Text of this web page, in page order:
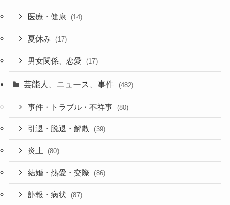
医療・健康 (14)
夏休み (17)
男女関係、恋愛 (17)
芸能人、ニュース、事件 (482)
事件・トラブル・不祥事 (80)
引退・脱退・解散 (39)
炎上 (80)
結婚・熱愛・交際 (86)
訃報・病状 (87)